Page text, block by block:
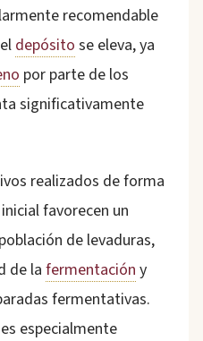
recomendable
depósito se eleva, ya
por parte de los
significativamente
realizados de forma
favorecen un
de levaduras,
de lafermentación y
fermentativas.
especialmente